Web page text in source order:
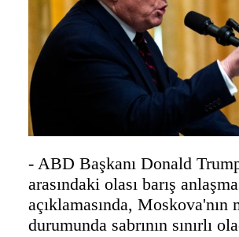
- ABD Başkanı Donald
arasındaki olası barış
açıklamasında, Moskova'nın
durumunda sabrının sınırlı